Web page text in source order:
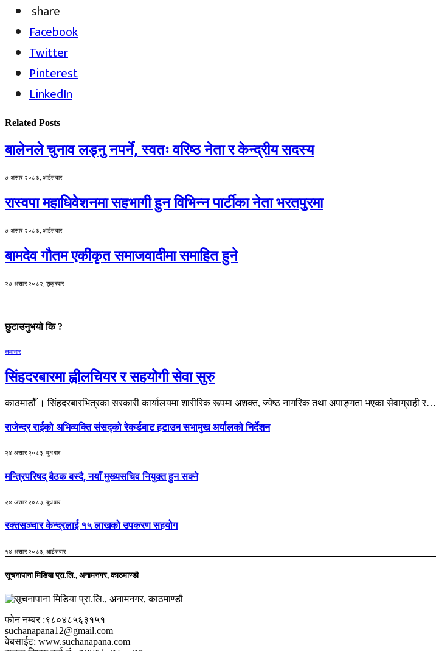
share
Facebook
Twitter
Pinterest
LinkedIn
Related Posts
बालेनले चुनाव लड्नु नपर्ने, स्वतः वरिष्ठ नेता र केन्द्रीय सदस्य
७ असार २०८३, आईतवार
रास्वपा महाधिवेशनमा सहभागी हुन विभिन्न पार्टीका नेता भरतपुरमा
७ असार २०८३, आईतवार
बामदेव गौतम एकीकृत समाजवादीमा समाहित हुने
२७ असार २०८२, शुक्रबार
छुटाउनुभयो कि ?
समाचार
सिंहदरबारमा ह्वीलचियर र सहयोगी सेवा सुरु
काठमाडौँ । सिंहदरबारभित्रका सरकारी कार्यालयमा शारीरिक रूपमा अशक्त, ज्येष्ठ नागरिक तथा अपाङ्गता भएका सेवाग्राही र…
राजेन्द्र राईको अभिव्यक्ति संसद्को रेकर्डबाट हटाउन सभामुख अर्यालको निर्देशन
२४ असार २०८३, बुधबार
मन्त्रिपरिषद् बैठक बस्दै, नयाँ मुख्यसचिव नियुक्त हुन सक्ने
२४ असार २०८३, बुधबार
रक्तसञ्चार केन्द्रलाई १५ लाखको उपकरण सहयोग
१४ असार २०८३, आईतवार
सूचनापाना मिडिया प्रा.लि., अनामनगर, काठमाण्डौ
फोन नम्बर :९८०४८५६३१५१
suchanapana12@gmail.com
वेबसाईट: www.suchanapana.com